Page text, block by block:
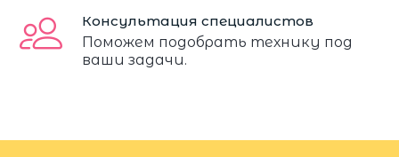
Консультация специалистов
Поможем подобрать технику под
ваши задачи.